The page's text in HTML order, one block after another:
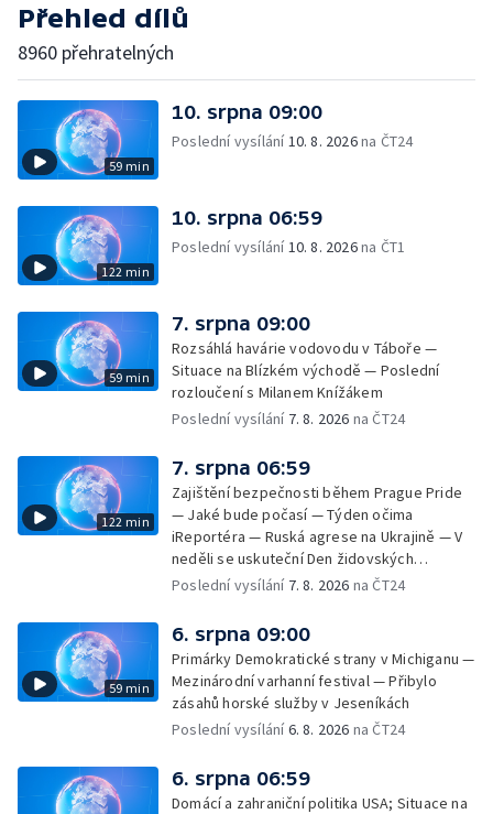
Přehled dílů
8960 přehratelných
59 min
10. srpna 09:00
Poslední vysílání10. 8. 2026na ČT24
122 min
10. srpna 06:59
Poslední vysílání10. 8. 2026na ČT1
59 min
7. srpna 09:00
Rozsáhlá havárie vodovodu v Táboře —
Situace na Blízkém východě — Poslední
rozloučení s Milanem Knížákem
Poslední vysílání 7. 8. 2026 na ČT24
122 min
7. srpna 06:59
Zajištění bezpečnosti během Prague Pride
— Jaké bude počasí — Týden očima
iReportéra — Ruská agrese na Ukrajině — V
neděli se uskuteční Den židovských
památek — Vila Tugendhat slaví 25 let na
atletice 2026 — Výzkum: epidemie digitálních
závislostí je mýtus — Demolice vyhořelé
výškové budovy ve Zlíně
Poslední vysílání 7. 8. 2026 na ČT24
59 min
6. srpna 09:00
Primárky Demokratické strany v Michiganu —
Mezinárodní varhanní festival — Přibylo
zásahů horské služby v Jeseníkách
Poslední vysílání6. 8. 2026 na ČT24
6. srpna 06:59
Domácí a zahraniční politika USA; Situace na